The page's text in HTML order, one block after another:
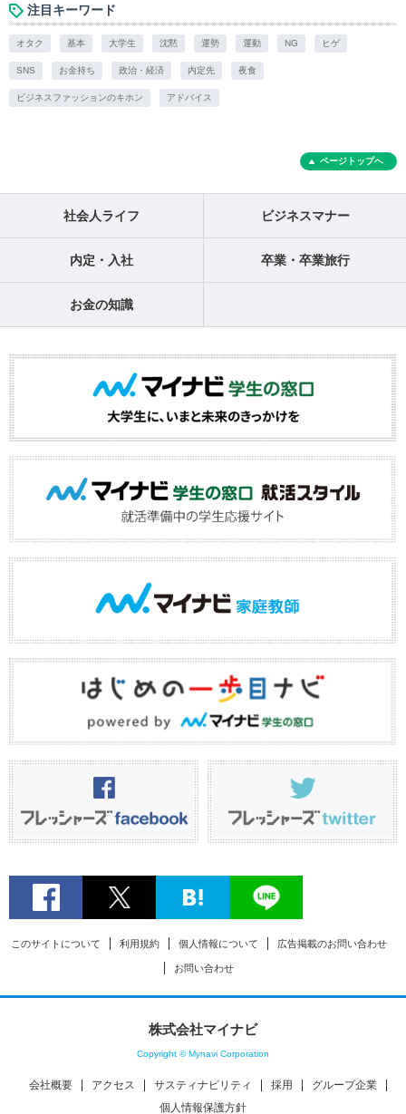
注目キーワード
オタク 基本 大学生 沈黙 運勢 運動 NG ヒゲ
SNS お金持ち 政治・経済 内定先 夜食
ビジネスファッションのキホン アドバイス
ページトップへ
社会人ライフ ビジネスマナー
内定・入社 卒業・卒業旅行
お金の知識
このサイトについて 利用規約 個人情報について 広告掲載のお問い合わせ
お問い合わせ
株式会社マイナビ
Copyright © Mynavi Corporation
会社概要 アクセス サスティナビリティ 採用
グループ企業
個人情報保護方針